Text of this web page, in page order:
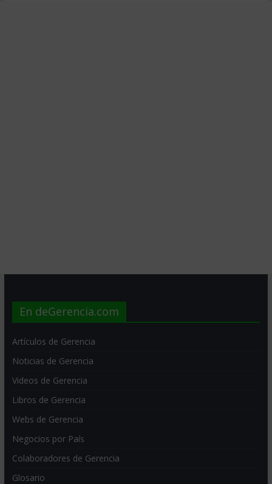
En deGerencia.com
Artículos de Gerencia
Noticias de Gerencia
Videos de Gerencia
Libros de Gerencia
Webs de Gerencia
Negocios por País
Colaboradores de Gerencia
Glosario